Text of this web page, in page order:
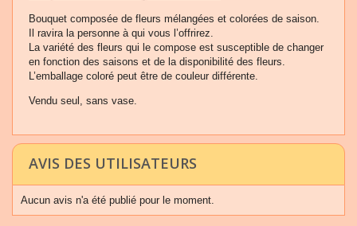
Bouquet composée de fleurs mélangées et colorées de saison.
Il ravira la personne à qui vous l’offrirez.
La variété des fleurs qui le compose est susceptible de changer
en fonction des saisons et de la disponibilité des fleurs.
L’emballage coloré peut être de couleur différente.
Vendu seul, sans vase.
AVIS DES UTILISATEURS
Aucun avis n'a été publié pour le moment.